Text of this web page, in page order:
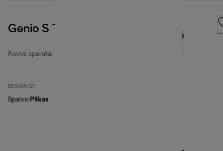
Genio S Touch, Grey
Kavos aparatai „Nescafé Dolce Gusto“
EDG426.GY
Spalva: Pilkas